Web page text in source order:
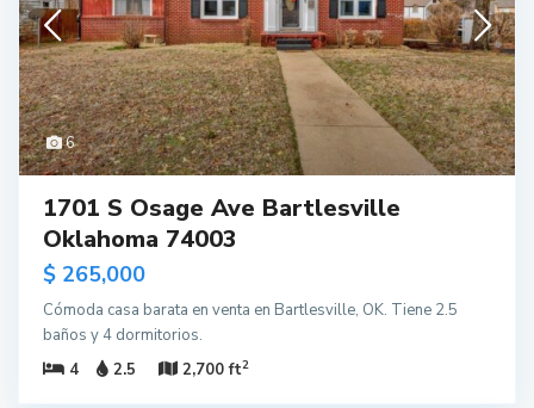
6
1701 S Osage Ave Bartlesville
Oklahoma 74003
$ 265,000
Cómoda casa barata en venta en Bartlesville, OK. Tiene 2.5
baños y 4 dormitorios.
4
2.5 2,700 ft2